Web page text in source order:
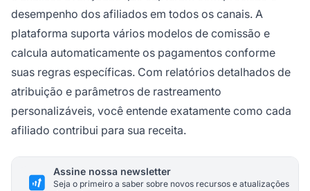
desempenho dos afiliados em todos os canais. A
plataforma suporta vários modelos de comissão e
calcula automaticamente os pagamentos conforme
suas regras específicas. Com relatórios detalhados de
atribuição e parâmetros de rastreamento
personalizáveis, você entende exatamente como cada
afiliado contribui para sua receita.
Assine nossa newsletter
Seja o primeiro a saber sobre novos recursos e atualizações